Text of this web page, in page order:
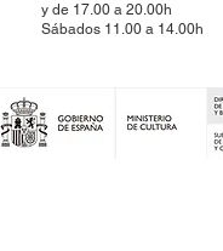
y de 17.00 a 20.00h
Sábados 11.00 a 14.00h